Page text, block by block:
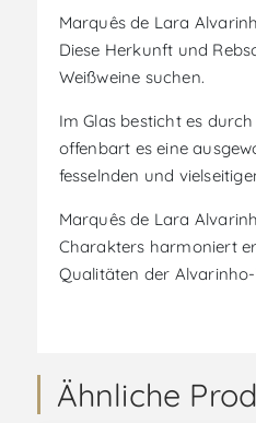
Marquês de Lara
Diese Herkunft und
Weißweine suchen.
Im Glas besticht es
offenbart es eine
fesselnden und
Marquês de Lara
Charakters harmoniert
Qualitäten der
Ähnliche